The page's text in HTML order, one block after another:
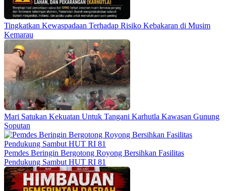
Tingkatkan Kewaspadaan Terhadap Risiko Kebakaran di Musim
Kemarau
Mari Satukan Kekuatan Untuk Tangani Karhutla Kawasan Gunung
Soputan
Pemdes Beringin Bergotong Royong Bersihkan Fasilitas
Pendukung Sambut HUT RI 81